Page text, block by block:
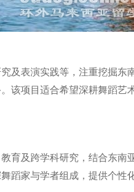
表演实践等，注重挖掘
项目适合希望深耕舞蹈
育及跨学科研究，结合东
蹈家与学者组成，提供个